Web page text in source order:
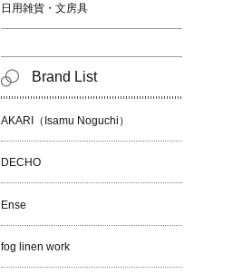
日用雑貨・文房具
Brand List
AKARI（Isamu Noguchi）
DECHO
Ense
fog linen work